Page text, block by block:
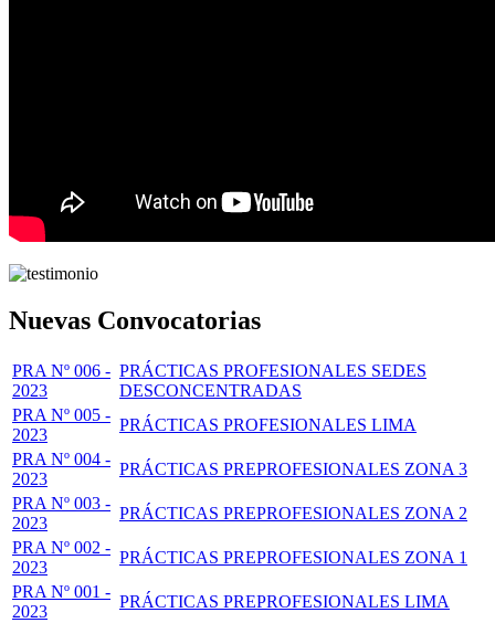
Nuevas Convocatorias
PRA Nº 006 -
2023
PRÁCTICAS PROFESIONALES SEDES
DESCONCENTRADAS
PRA Nº 005 -
2023
PRÁCTICAS PROFESIONALES LIMA
PRA Nº 004 -
2023
PRÁCTICAS PREPROFESIONALES ZONA 3
PRA Nº 003 -
2023
PRÁCTICAS PREPROFESIONALES ZONA 2
PRA Nº 002 -
2023
PRÁCTICAS PREPROFESIONALES ZONA 1
PRA Nº 001 -
2023
PRÁCTICAS PREPROFESIONALES LIMA